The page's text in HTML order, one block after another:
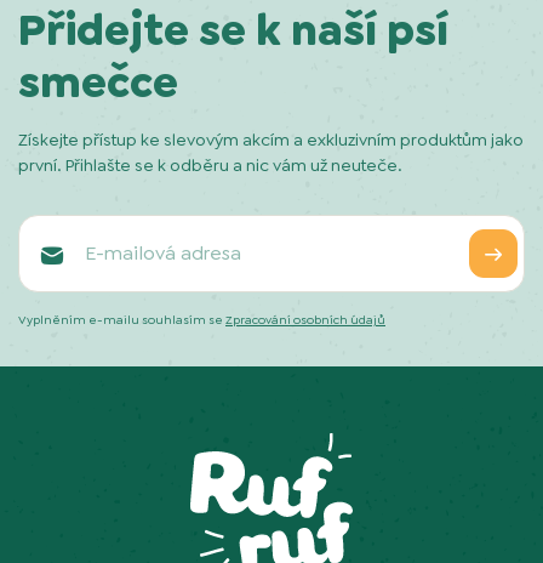
Přidejte se k naší psí
smečce
Získejte přístup ke slevovým akcím a exkluzivním produktům jako
první. Přihlašte se k odběru a nic vám už neuteče.
Vyplněním e-mailu souhlasím se Zpracování osobních údajů